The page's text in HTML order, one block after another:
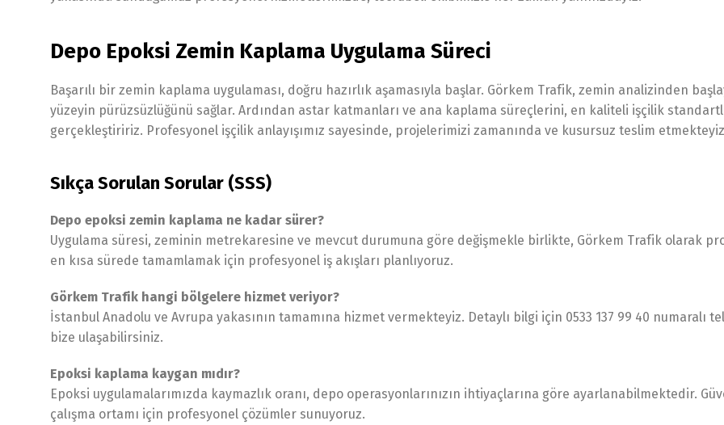
Depo Epoksi Zemin Kaplama Uygulama Süreci
Başarılı bir zemin kaplama uygulaması, doğru hazırlık aşamasıyla başlar. Görkem Trafik, zemin analizinden
yüzeyin pürüzsüzlüğünü sağlar. Ardından astar katmanları ve ana kaplama süreçlerini, en kaliteli işçilik
gerçekleştiririz. Profesyonel işçilik anlayışımız sayesinde, projelerimizi zamanında ve kusursuz teslim
Sıkça Sorulan Sorular (SSS)
Depo epoksi zemin kaplama ne kadar sürer?
Uygulama süresi, zeminin metrekaresine ve mevcut durumuna göre değişmekle birlikte, Görkem Trafik olarak
en kısa sürede tamamlamak için profesyonel iş akışları planlıyoruz.
Görkem Trafik hangi bölgelere hizmet veriyor?
İstanbul Anadolu ve Avrupa yakasının tamamına hizmet vermekteyiz. Detaylı bilgi için 0533 137 99 40 numaralı
bize ulaşabilirsiniz.
Epoksi kaplama kaygan mıdır?
Epoksi uygulamalarımızda kaymazlık oranı, depo operasyonlarınızın ihtiyaçlarına göre ayarlanabilmektedir.
çalışma ortamı için profesyonel çözümler sunuyoruz.